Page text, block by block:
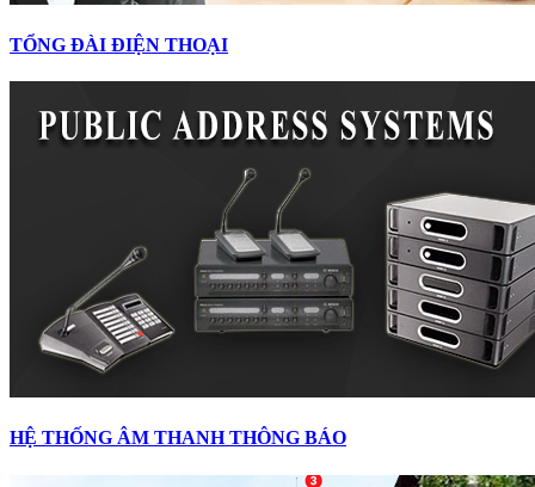
TỔNG ĐÀI ĐIỆN THOẠI
HỆ THỐNG ÂM THANH THÔNG BÁO